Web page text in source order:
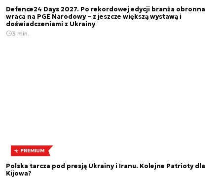
Defence24 Days 2027. Po rekordowej edycji branża obronna
wraca na PGE Narodowy – z jeszcze większą wystawą i
doświadczeniami z Ukrainy
3 min.
PREMIUM
Polska tarcza pod presją Ukrainy i Iranu. Kolejne Patrioty dla
Kijowa?